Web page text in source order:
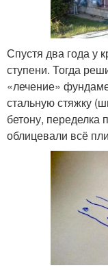
Спустя два года у
ступени. Тогда
«лечение»
стальную стяжку
бетону, переделка
облицевали всё